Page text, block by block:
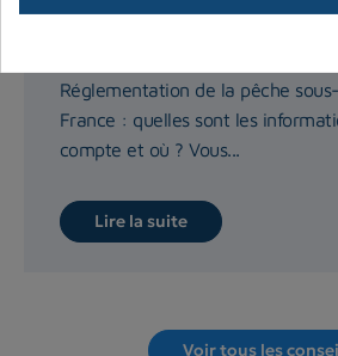
Règlementation chasse
Réglementation de la pêche
France : quelles sont les
compte et où ? Vous...
Lire la suite
Voir tous les